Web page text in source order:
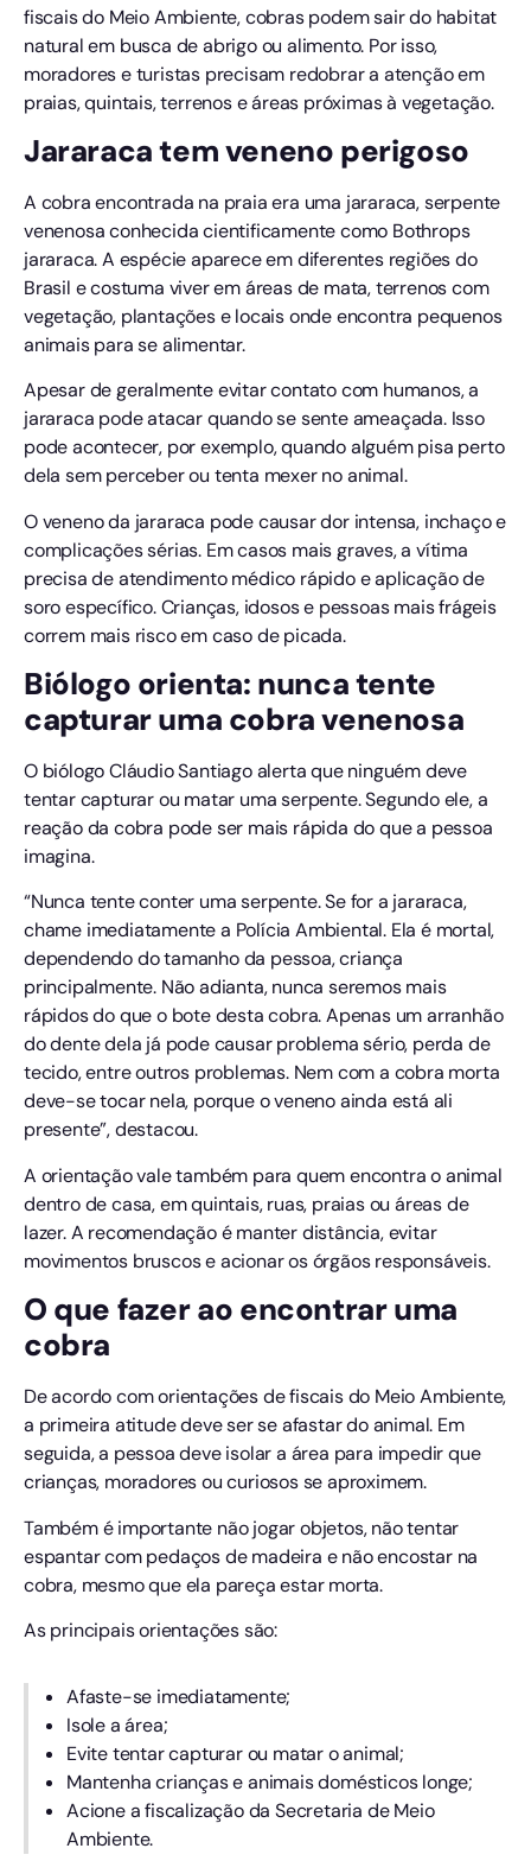
fiscais do Meio Ambiente, cobras podem sair do habitat
natural em busca de abrigo ou alimento. Por isso,
moradores e turistas precisam redobrar a atenção em
praias, quintais, terrenos e áreas próximas à vegetação.
Jararaca tem veneno perigoso
A cobra encontrada na praia era uma jararaca, serpente
venenosa conhecida cientificamente como Bothrops
jararaca. A espécie aparece em diferentes regiões do
Brasil e costuma viver em áreas de mata, terrenos com
vegetação, plantações e locais onde encontra pequenos
animais para se alimentar.
Apesar de geralmente evitar contato com humanos, a
jararaca pode atacar quando se sente ameaçada. Isso
pode acontecer, por exemplo, quando alguém pisa perto
dela sem perceber ou tenta mexer no animal.
O veneno da jararaca pode causar dor intensa, inchaço e
complicações sérias. Em casos mais graves, a vítima
precisa de atendimento médico rápido e aplicação de
soro específico. Crianças, idosos e pessoas mais frágeis
correm mais risco em caso de picada.
Biólogo orienta: nunca tente
capturar uma cobra venenosa
O biólogo Cláudio Santiago alerta que ninguém deve
tentar capturar ou matar uma serpente. Segundo ele, a
reação da cobra pode ser mais rápida do que a pessoa
imagina.
“Nunca tente conter uma serpente. Se for a jararaca,
chame imediatamente a Polícia Ambiental. Ela é mortal,
dependendo do tamanho da pessoa, criança
principalmente. Não adianta, nunca seremos mais
rápidos do que o bote desta cobra. Apenas um arranhão
do dente dela já pode causar problema sério, perda de
tecido, entre outros problemas. Nem com a cobra morta
deve-se tocar nela, porque o veneno ainda está ali
presente”, destacou.
A orientação vale também para quem encontra o animal
dentro de casa, em quintais, ruas, praias ou áreas de
lazer. A recomendação é manter distância, evitar
movimentos bruscos e acionar os órgãos responsáveis.
O que fazer ao encontrar uma
cobra
De acordo com orientações de fiscais do Meio Ambiente,
a primeira atitude deve ser se afastar do animal. Em
seguida, a pessoa deve isolar a área para impedir que
crianças, moradores ou curiosos se aproximem.
Também é importante não jogar objetos, não tentar
espantar com pedaços de madeira e não encostar na
cobra, mesmo que ela pareça estar morta.
As principais orientações são:
Afaste-se imediatamente;
Isole a área;
Evite tentar capturar ou matar o animal;
Mantenha crianças e animais domésticos longe;
Acione a fiscalização da Secretaria de Meio
Ambiente.